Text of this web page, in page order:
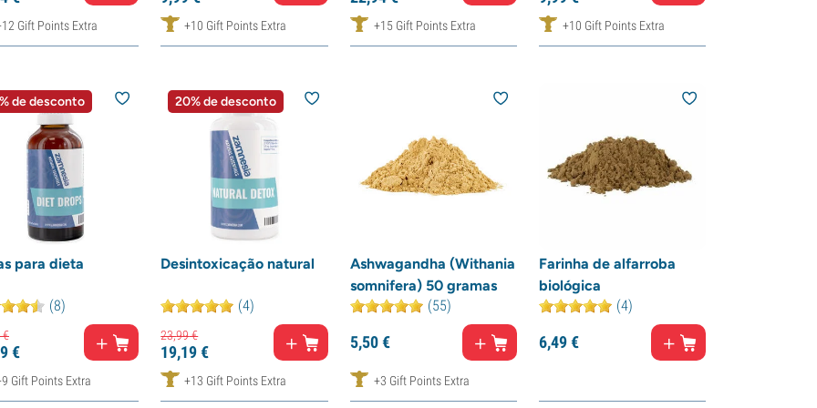
Gift Points Extra +10 Gift Points Extra +15 Gift Points Extra +10 Gift Points Extra
de desconto
para dieta
(8)
€
€
Gift Points Extra
20% de desconto
Desintoxicação natural
(4)
23,99€
19,19€
+13 Gift Points Extra
Ashwagandha (Withania
somnifera) 50 gramas
(55)
5,50€
+3 Gift Points Extra
Farinha de alfarroba
biológica
(4)
6,49€